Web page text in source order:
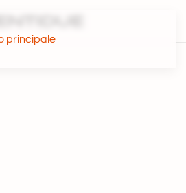
principale